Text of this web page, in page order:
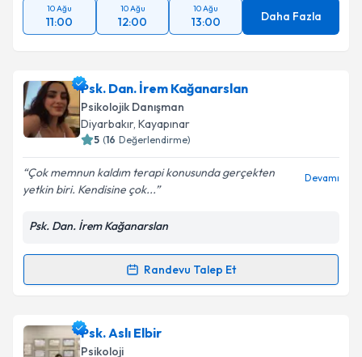
10 Ağu
11:00
10 Ağu
12:00
10 Ağu
13:00 Daha Fazla
Psk. Dan. İrem Kağanarslan
Psikolojik Danışman
Diyarbakır, Kayapınar
5 (16 Değerlendirme)
Çok memnun kaldım terapi konusunda gerçekten
yetkin biri. Kendisine çok...
Devamı
Psk. Dan. İrem Kağanarslan
Randevu Talep Et
Randevu Takvimi Talebi
Psk. Dan. İrem Kağanarslan
talebi oluşturun. Size bu uzmandan randevu almanız
Psk. Aslı Elbir
Psikoloji